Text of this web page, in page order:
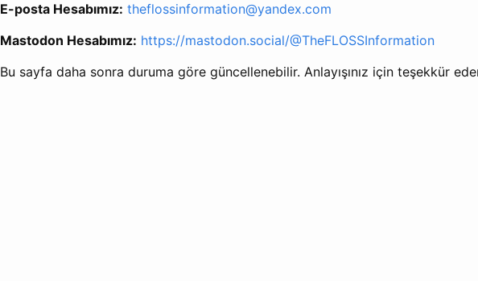
E-posta Hesabımız: theflossinformation@yandex.com
Mastodon Hesabımız: https://mastodon.social/@TheFLOSSInformation
Bu sayfa daha sonra duruma göre güncellenebilir. Anlayışınız için teşekkür